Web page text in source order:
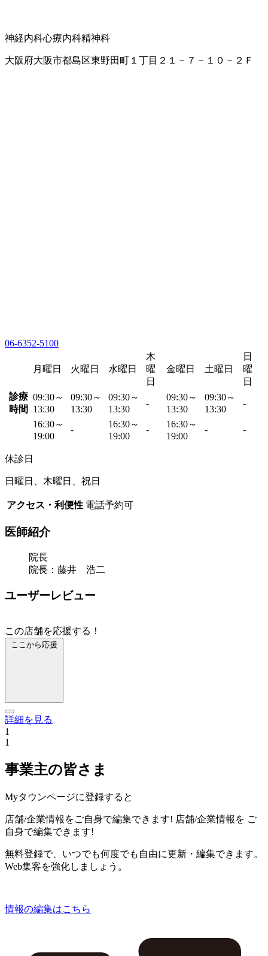
神経内科心療内科精神科
大阪府大阪市都島区東野田町１丁目２１－７－１０－２Ｆ
06-6352-5100
月曜日 火曜日 水曜日
木
曜
日
金曜日 土曜日
日
曜
日
診療
時間
09:30～
13:30
09:30～
13:30
09:30～
13:30
-
09:30～
13:30
09:30～
13:30
-
16:30～
19:00
-
16:30～
19:00
-
16:30～
19:00
- -
休診日
日曜日、木曜日、祝日
アクセス・利便性 電話予約可
医師紹介
院長
院長：藤井 浩二
ユーザーレビュー
この店舗を応援する！
ここから応援
詳細を見る
1
1
事業主の皆さま
Myタウンページに登録すると
店舗/企業情報をご自身で編集できます! 店舗/企業情報を ご
自身で編集できます!
無料登録で、いつでも何度でも自由に更新・編集できます。
Web集客を強化しましょう。
情報の編集はこちら